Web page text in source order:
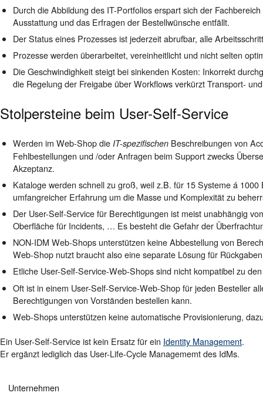
Durch die Abbildung des IT-Portfolios erspart sich der
Ausstattung und das Erfragen der Bestellwünsche entfällt.
Der Status eines Prozesses ist jederzeit abrufbar, alle
Prozesse werden überarbeitet, vereinheitlicht und nicht selten
Die Geschwindighkeit steigt bei sinkenden Kosten: Inkorrekt
die Regelung der Freigabe über Workflows verkürzt Transport-
Stolpersteine beim User-Self-Service
Werden im Web-Shop die IT-spezifischenBeschreibungen von
Fehlbestellungen und /oder Anfragen beim Support zwecks
Akzeptanz.
Kataloge werden schnell zu groß, weil z.B. für 15 Systeme á
umfangreicher Erfahrung um die Masse und Komplexität zu
Der User-Self-Service für Berechtigungen ist meist unabhängig
Oberfläche für Incidents, … Es besteht die Gefahr der
NON-IDM Web-Shops unterstützen keine Abbestellung von
Web-Shop nutzt braucht also eine separate Lösung für
Etliche User-Self-Service-Web-Shops sind nicht kompatibel zu
Oft ist in einem User-Self-Service-Web-Shop für jeden Besteller
Berechtigungen von Vorständen bestellen kann.
Web-Shops unterstützen keine automatische Provisionierung,
Ein User-Self-Service ist kein Ersatz für ein Identity Management.
Er ergänzt lediglich das User-Life-Cycle Managememt des IdMs.
Unternehmen